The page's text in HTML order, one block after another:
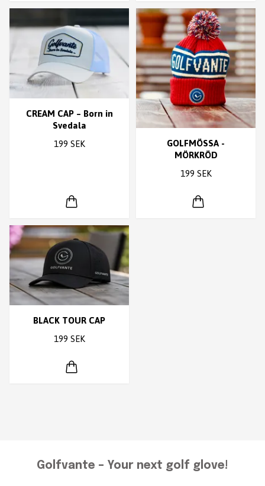
CREAM CAP – Born in
Svedala
199 SEK
GOLFMÖSSA -
MÖRKRÖD
199 SEK
BLACK TOUR CAP
199 SEK
Golfvante – Your next golf glove!